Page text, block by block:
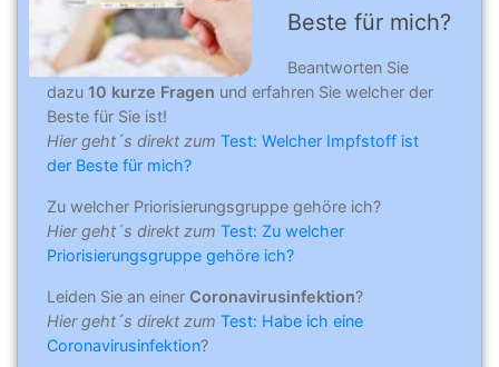
Beste für mich?
Beantworten Sie
dazu 10 kurze Fragen und erfahren Sie welcher der
Beste für Sie ist!
Hier geht´s direkt zum Test: Welcher Impfstoff ist
der Beste für mich?
Zu welcher Priorisierungsgruppe gehöre ich?
Hier geht´s direkt zum Test: Zu welcher
Priorisierungsgruppe gehöre ich?
Leiden Sie an einer Coronavirusinfektion?
Hier geht´s direkt zum Test: Habe ich eine
Coronavirusinfektion?